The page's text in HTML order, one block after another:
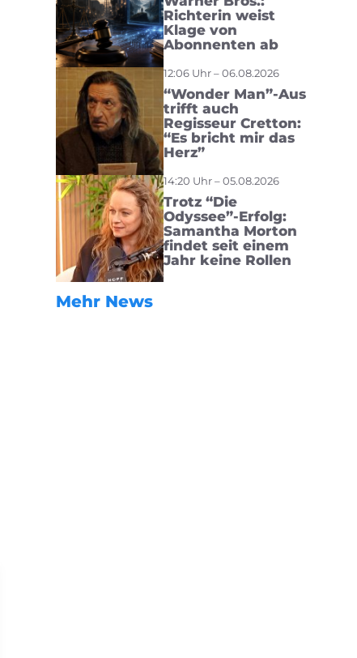
Richterin weist
Klage von
Abonnenten ab
12:06 Uhr – 06.08.2026
“Wonder Man”-Aus
trifft auch
Regisseur Cretton:
“Es bricht mir das
Herz”
14:20 Uhr – 05.08.2026
Trotz “Die
Odyssee”-Erfolg:
Samantha Morton
findet seit einem
Jahr keine Rollen
Mehr News